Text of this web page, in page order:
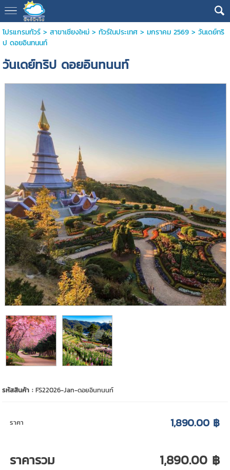
โปรแกรมทัวร์> สาขาเชียงใหม่> ทัวร์ในประเทศ> มกราคม 2569> วันเดย์ทริ
ป ดอยอินทนนท์
วันเดย์ทริป ดอยอินทนนท์
รหัสสินค้า :FS22026-Jan-ดอยอินทนนท์
ราคา 1,890.00 ฿
ราคารวม 1,890.00 ฿